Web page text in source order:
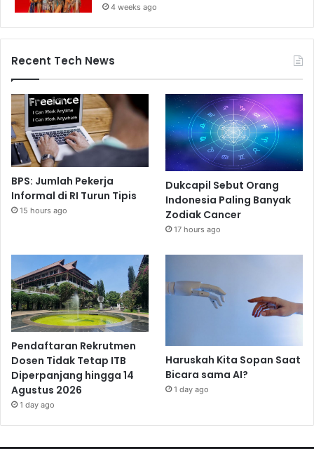
4 weeks ago
Recent Tech News
BPS: Jumlah Pekerja
Informal di RI Turun Tipis
15 hours ago
Dukcapil Sebut Orang
Indonesia Paling Banyak
Zodiak Cancer
17 hours ago
Pendaftaran Rekrutmen
Dosen Tidak Tetap ITB
Diperpanjang hingga 14
Agustus 2026
1 day ago
Haruskah Kita Sopan Saat
Bicara sama AI?
1 day ago